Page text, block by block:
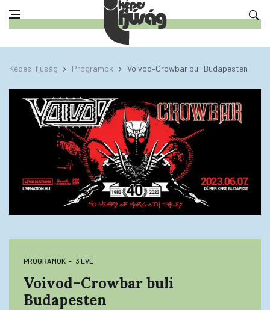
Képes Ifjúság Programok Voivod–Crowbar buli Budapesten
PROGRAMOK 3 ÉVE
Voivod–Crowbar buli
Budapesten